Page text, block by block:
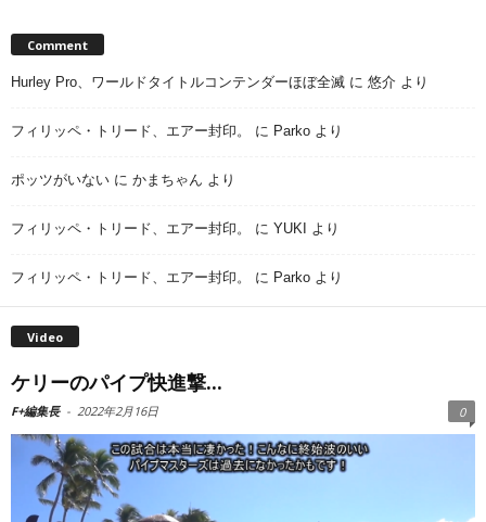
Comment
Hurley Pro、ワールドタイトルコンテンダーほぼ全滅 に 悠介 より
フィリッペ・トリード、エアー封印。 に Parko より
ポッツがいない に かまちゃん より
フィリッペ・トリード、エアー封印。 に YUKI より
フィリッペ・トリード、エアー封印。 に Parko より
Video
ケリーのパイプ快進撃...
F+編集長 - 2022年2月16日 0